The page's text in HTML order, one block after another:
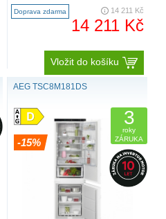
Kombinovaná chladnička 6000
TwinTech® No Frost , zachovává
Doprava zdarma 14 211 Kč
14 211 Kč
Vložit do košíku
AEG TSC8M181DS
-15%
3
roky
ZÁRUKA